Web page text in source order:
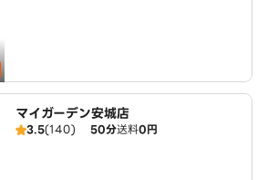
マイガーデン安城店
3.5(140) 50分送料0円